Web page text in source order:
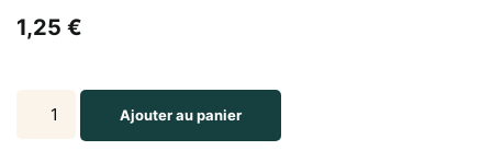
1,25 €
Porte
Ajouter au panier